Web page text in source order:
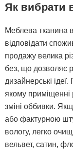
Як вибрати
Меблева тканина
відповідати
продажу велика
без, що дозволяє
дизайнерські
якому
зміні оббивки.
або фактурною
вологу, легко
вельвет, сатин,